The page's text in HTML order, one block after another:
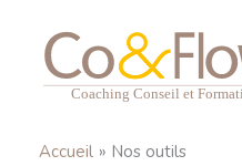
contenu
Accueil
Nos outils